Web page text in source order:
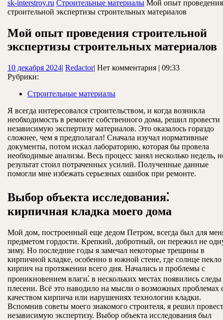
sk-interstroy.ru Строительные материалы Мой опыт проведения
строительной экспертизы строительных материалов
Мой опыт проведения строительной
экспертизы строительных материалов
10 декабря 202410
| RedactorRedactor
| Нет комментария | 09:33
Рубрики:
Строительные материалы
Я всегда интересовался строительством, и когда возникла
необходимость в ремонте собственного дома, решил провести
независимую экспертизу материалов. Это оказалось гораздо
сложнее, чем я предполагал! Сначала изучал нормативные
документы, потом искал лабораторию, которая бы провела
необходимые анализы. Весь процесс занял несколько недель,
результат стоил потраченных усилий. Полученные данные
помогли мне избежать серьезных ошибок при ремонте.
Выбор объекта исследования⁚
кирпичная кладка моего дома
Мой дом, построенный еще дедом Петром, всегда был для
предметом гордости. Крепкий, добротный, он пережил не
зиму. Но последние годы я замечал некоторые трещины в
кирпичной кладке, особенно в южной стене, где солнце пекло
кирпич на протяжении всего дня. Начались и проблемы с
проникновением влаги⁚ в нескольких местах появились следы
плесени. Всё это наводило на мысли о возможных проблемах
качеством кирпича или нарушениях технологии кладки.
Вспомнив советы моего знакомого строителя, я решил
независимую экспертизу. Выбор объекта исследования был